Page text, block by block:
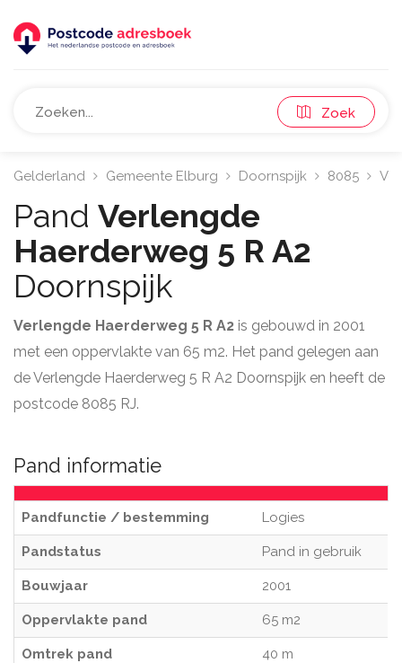
Zoek
Gelderland Gemeente Elburg Doornspijk 8085
Pand Verlengde
Haerderweg 5 R A2
Doornspijk
Verlengde Haerderweg 5 R A2 is gebouwd in 2001
met een oppervlakte van 65 m2. Het pand gelegen aan
de Verlengde Haerderweg 5 R A2 Doornspijk en heeft de
postcode 8085 RJ.
Pand informatie
Pandfunctie / bestemming Logies
Pandstatus Pand in gebruik
Bouwjaar 2001
Oppervlakte pand 65 m2
Omtrek pand 40 m